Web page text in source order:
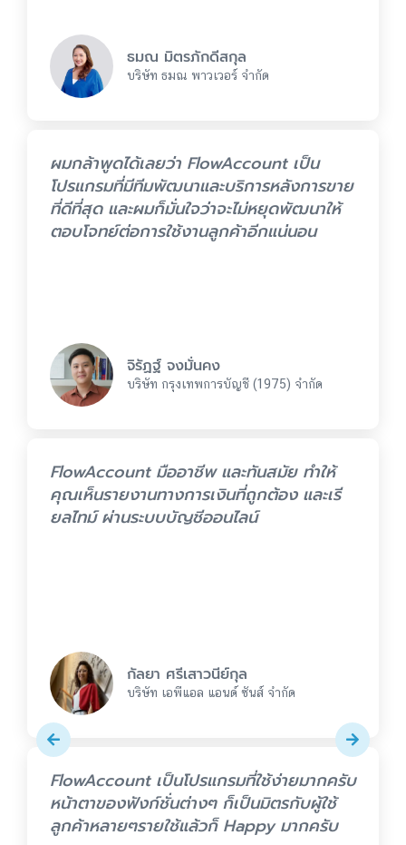
ธมณ มิตรภักดีสกุล
บริษัท ธมณ พาวเวอร์ จำกัด
ผมกล้าพูดได้เลยว่า FlowAccount เป็น
โปรแกรมที่มีทีมพัฒนาและบริการหลังการขาย
ที่ดีที่สุด และผมก็มั่นใจว่าจะไม่หยุดพัฒนาให้
ตอบโจทย์ต่อการใช้งานลูกค้าอีกแน่นอน
จิรัฏฐ์ จงมั่นคง
บริษัท กรุงเทพการบัญชี (1975) จำกัด
FlowAccount มืออาชีพ และทันสมัย ทำให้
คุณเห็นรายงานทางการเงินที่ถูกต้อง และเรี
ยลไทม์ ผ่านระบบบัญชีออนไลน์
กัลยา ศรีเสาวนีย์กุล
บริษัท เอพีแอล แอนด์ ซันส์ จำกัด
FlowAccount เป็นโปรแกรมที่ใช้ง่ายมากครับ
หน้าตาของฟังก์ชั่นต่างๆ ก็เป็นมิตรกับผู้ใช้
ลูกค้าหลายๆรายใช้แล้วก็ Happy มากครับ